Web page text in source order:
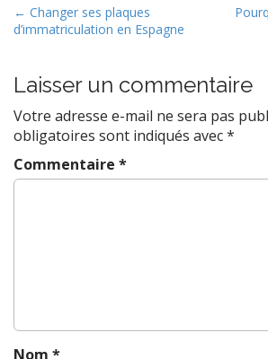
P
o
t
n
a
v
i
← Changer ses plaques
d’immatriculation en Espagne
Laisser un commentaire
Votre adresse e-mail ne sera pas
obligatoires sont indiqués avec*
Commentaire *
Nom *